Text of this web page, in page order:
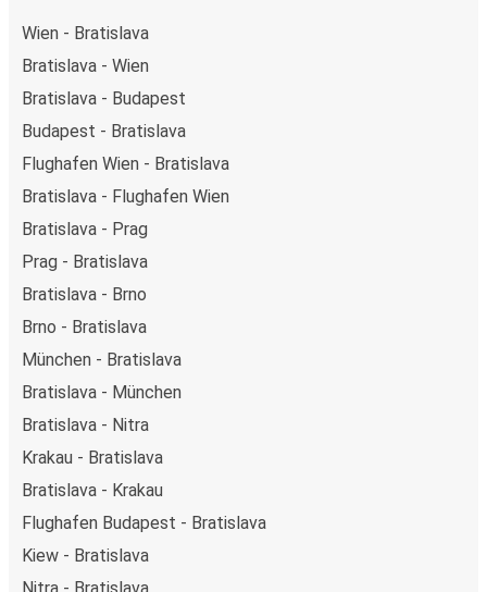
Wien - Bratislava
Bratislava - Wien
Bratislava - Budapest
Budapest - Bratislava
Flughafen Wien - Bratislava
Bratislava - Flughafen Wien
Bratislava - Prag
Prag - Bratislava
Bratislava - Brno
Brno - Bratislava
München - Bratislava
Bratislava - München
Bratislava - Nitra
Krakau - Bratislava
Bratislava - Krakau
Flughafen Budapest - Bratislava
Kiew - Bratislava
Nitra - Bratislava